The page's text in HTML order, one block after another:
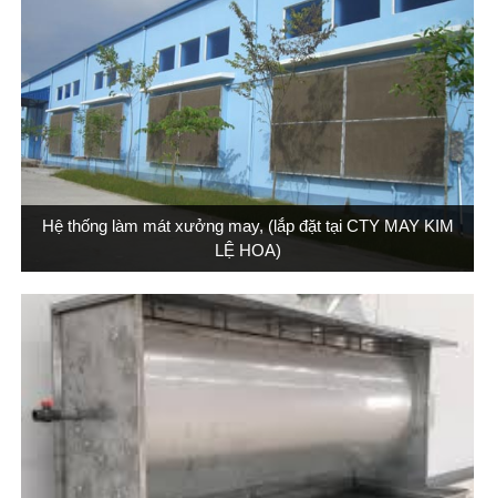
Hệ thống làm mát xưởng may, (lắp đặt tại CTY MAY KIM
LỆ HOA)